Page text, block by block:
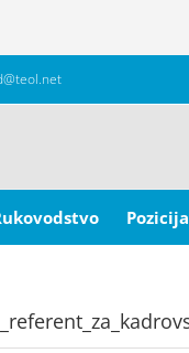
Pozicija